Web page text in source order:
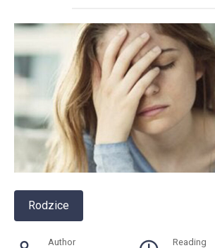
Rodzice
Author Reading